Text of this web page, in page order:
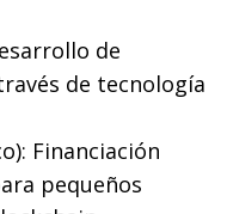
de
de tecnología
Financiación
pequeños